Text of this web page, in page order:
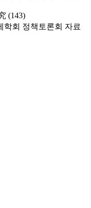
(143)
학회 정책토론회 자료